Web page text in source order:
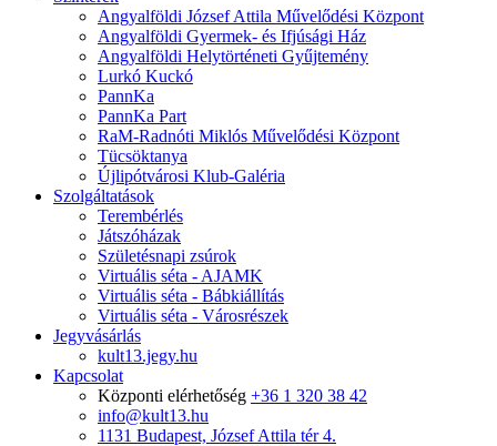
Angyalföldi József Attila Művelődési Központ
Angyalföldi Gyermek- és Ifjúsági Ház
Angyalföldi Helytörténeti Gyűjtemény
Lurkó Kuckó
PannKa
PannKa Part
RaM-Radnóti Miklós Művelődési Központ
Tücsöktanya
Újlipótvárosi Klub-Galéria
Szolgáltatások
Terembérlés
Játszóházak
Születésnapi zsúrok
Virtuális séta - AJAMK
Virtuális séta - Bábkiállítás
Virtuális séta - Városrészek
Jegyvásárlás
kult13.jegy.hu
Kapcsolat
Központi elérhetőség +36 1 320 38 42
info@kult13.hu
1131 Budapest, József Attila tér 4.